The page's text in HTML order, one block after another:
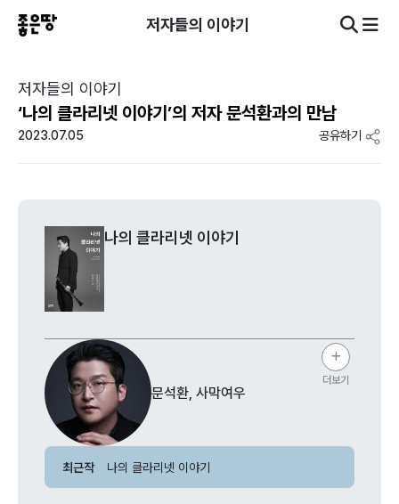
저자들의 이야기
저자들의 이야기
‘나의 클라리넷 이야기’의 저자 문석환과의 만남
2023.07.05 공유하기
나의 클라리넷 이야기
문석환, 사막여우
더보기
최근작 나의 클라리넷 이야기